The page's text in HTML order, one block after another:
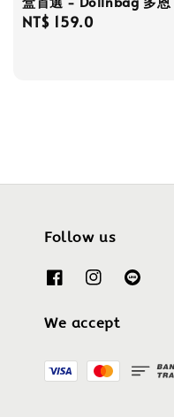
Regular
NT$ 159.0
Follow us
We accept